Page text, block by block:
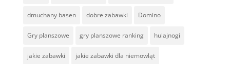
dmuchany basen dobre zabawki Domino
Gry planszowe gry planszowe ranking hulajnogi
jakie zabawki jakie zabawki dla niemowląt